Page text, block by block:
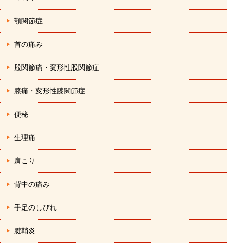
顎関節症
首の痛み
股関節痛・変形性股関節症
膝痛・変形性膝関節症
便秘
生理痛
肩こり
背中の痛み
手足のしびれ
腱鞘炎